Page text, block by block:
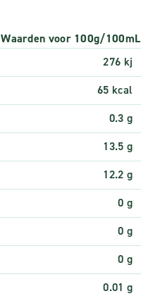
Waarden voor 100g/100mL
276 kj
65 kcal
0.3 g
13.5 g
12.2 g
0 g
0 g
0 g
0.01 g